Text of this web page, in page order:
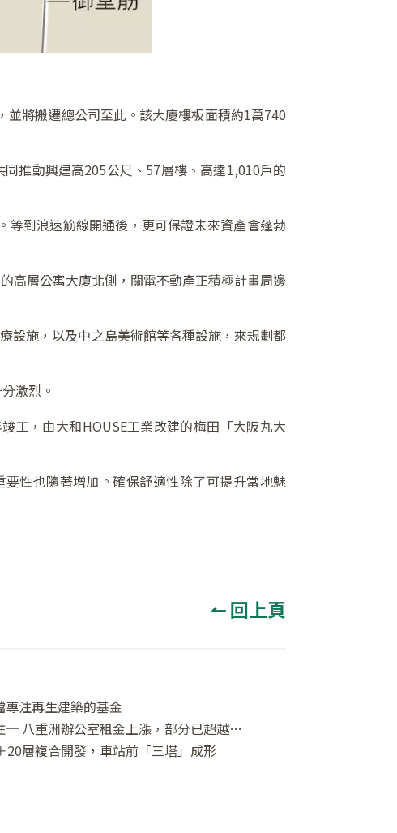
將搬遷總公司至此。該大廈樓板面積約1萬740
推動興建高205公尺、57層樓、高達1,010戶的
到浪速筋線開通後，更可保證未來資產會蓬勃
高層公寓大廈北側，關電不動產正積極計畫周邊
設施，以及中之島美術館等各種設施，來規劃都
激烈。
工，由大和HOUSE工業改建的梅田「大阪丸大
性也隨著增加。確保舒適性除了可提升當地魅
↼ 回上頁
注再生建築的基金
再開發建設帶動企業進駐─ 八重洲辦公室租金上漲，部分已超越丸之內
20層複合開發，車站前「三塔」成形